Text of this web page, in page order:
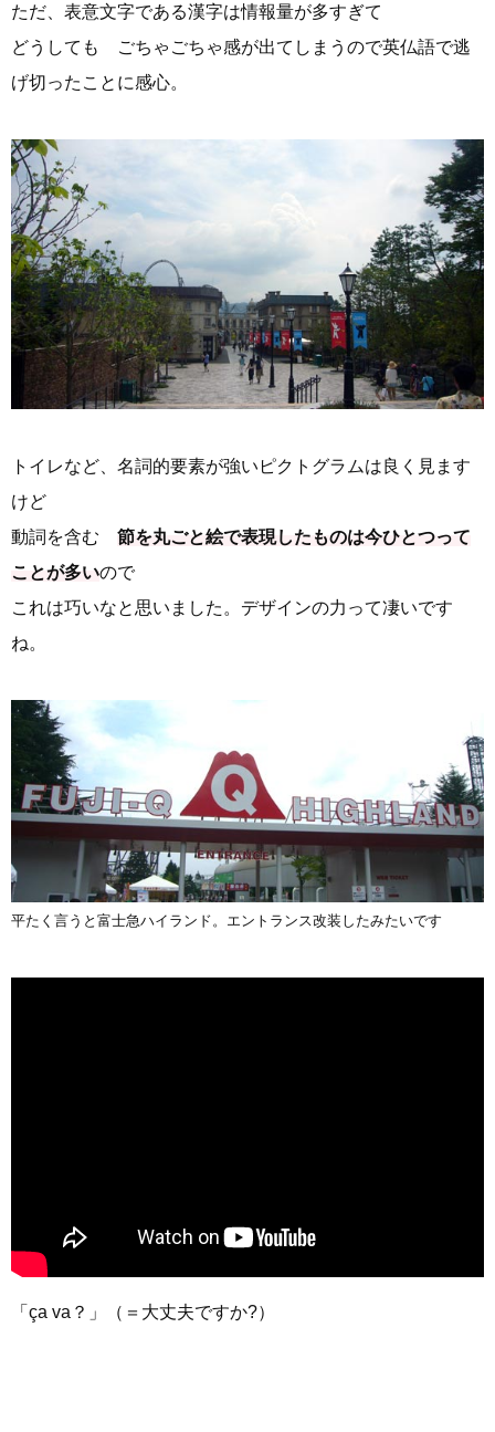
ただ、表意文字である漢字は情報量が多すぎて
どうしても ごちゃごちゃ感が出てしまうので英仏語で逃
げ切ったことに感心。
トイレなど、名詞的要素が強いピクトグラムは良く見ます
けど
動詞を含む 節を丸ごと絵で表現したものは今ひとつって
ことが多いので
これは巧いなと思いました。デザインの力って凄いです
ね。
平たく言うと富士急ハイランド。エントランス改装したみたいです
「ça va？」（＝大丈夫ですか?）